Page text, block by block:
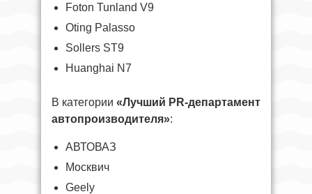
Foton Tunland V9
Oting Palasso
Sollers ST9
Huanghai N7
В категории «Лучший PR-департамент
автопроизводителя»:
АВТОВАЗ
Москвич
Geely